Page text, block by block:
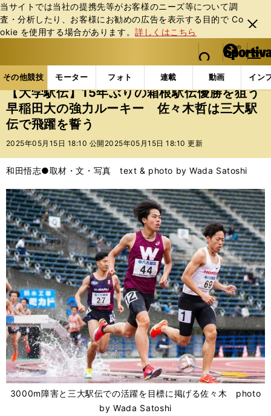
当サイトでは当社の提携先等がお客様のニーズ等について調
査・分析したり、お客様にお勧めの広告を表⽰する⽬的で Co
okie を使⽤する場合があります。詳しくはこちら
閉じ
る
web Sportiva (webスポルティーバ)
検索
マイペ
ー
ジ
メニュ
その他競技 モーター フォト 連載 動画 イン
ス
ポ
ル
テ
ー
バ
その他競技の記事一覧 陸上 【大学駅伝】15年ぶり
【大学駅伝】15年ぶりの箱根駅伝優勝を狙う
早稲田大の強力ルーキー 佐々木哲は三大駅
伝で飛躍を誓う
2025年05月15日 18:10 公開 2025年05月15日 18:10 更新
和田悟志●取材・文・写真 text & photo by Wada Satoshi
3000m障害と三大駅伝での活躍を目標に掲げる佐々木 photo
by Wada Satoshi